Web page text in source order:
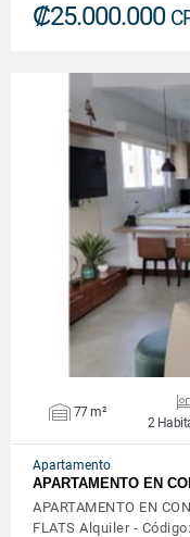
₡25.000.000
77 m²
2
Apartamento
APARTAMENTO EN
APARTAMENTO EN
FLATS Alquiler -